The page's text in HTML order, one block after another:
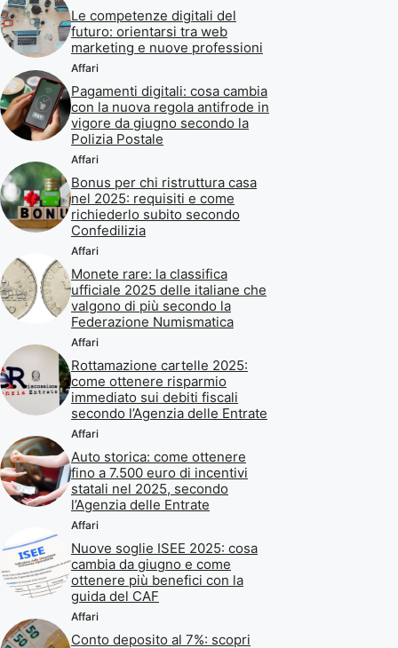
Le competenze digitali del
futuro: orientarsi tra web
marketing e nuove professioni
Affari
Pagamenti digitali: cosa cambia
con la nuova regola antifrode in
vigore da giugno secondo la
Polizia Postale
Affari
Bonus per chi ristruttura casa
nel 2025: requisiti e come
richiederlo subito secondo
Confedilizia
Affari
Monete rare: la classifica
ufficiale 2025 delle italiane che
valgono di più secondo la
Federazione Numismatica
Affari
Rottamazione cartelle 2025:
come ottenere risparmio
immediato sui debiti fiscali
secondo l’Agenzia delle Entrate
Affari
Auto storica: come ottenere
fino a 7.500 euro di incentivi
statali nel 2025, secondo
l’Agenzia delle Entrate
Affari
Nuove soglie ISEE 2025: cosa
cambia da giugno e come
ottenere più benefici con la
guida del CAF
Affari
Conto deposito al 7%: scopri